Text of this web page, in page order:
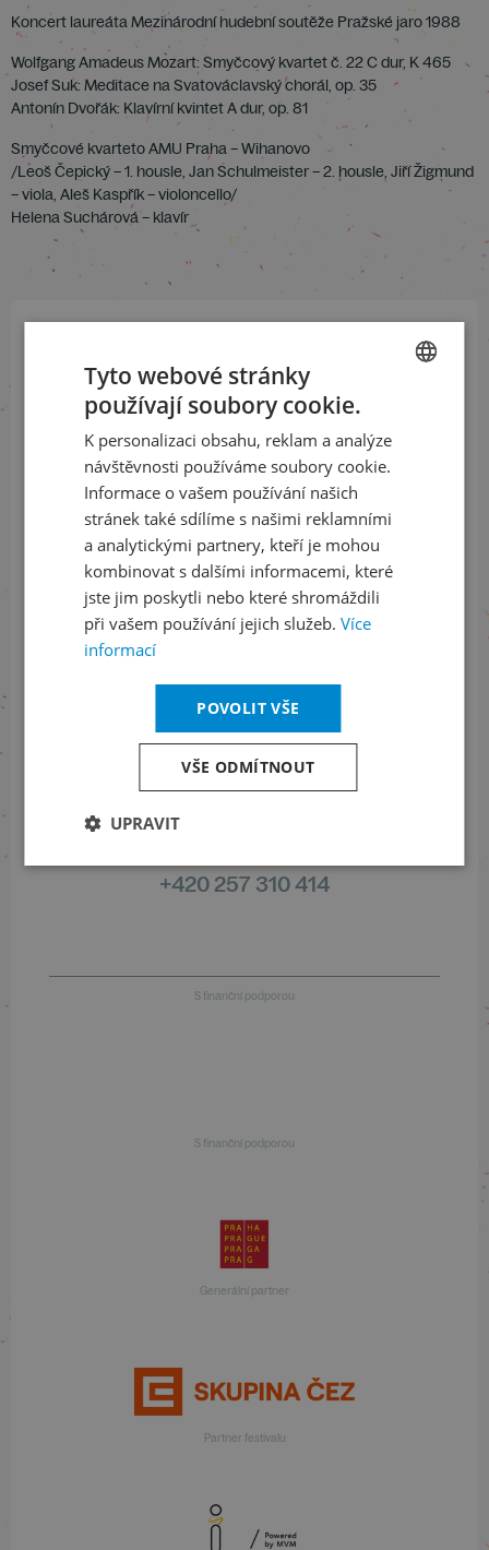
Koncert laureáta Mezinárodní hudební soutěže Pražské jaro 1988
Wolfgang Amadeus Mozart: Smyčcový kvartet č. 22 C dur, K 465
Josef Suk: Meditace na Svatováclavský chorál, op. 35
Antonín Dvořák: Klavírní kvintet A dur, op. 81
Smyčcové kvarteto AMU Praha – Wihanovo
/Leoš Čepický – 1. housle, Jan Schulmeister – 2. housle, Jiří Žigmund
– viola, Aleš Kaspřík – violoncello/
Helena Suchárová – klavír
Přihlaste se k našemu newsletteru
a buďte jako první v obraze
ODEBÍRAT NEWSLETTER
Sledujte nás na sociálních sítích
LinkedIn
flickr
Informace o stavu objednávek
+420 461 049 232
Informace o programu
+420 257 310 414
S finanční podporou
S finanční podporou
Generální partner
Partner festivalu
ENGLISH
Tyto webové stránky
používají soubory cookie.
K personalizaci obsahu, reklam a analýze
návštěvnosti používáme soubory cookie.
Informace o vašem používání našich
stránek také sdílíme s našimi reklamními
a analytickými partnery, kteří je mohou
kombinovat s dalšími informacemi, které
jste jim poskytli nebo které shromáždili
při vašem používání jejich služeb. Více
informací
POVOLIT VŠE
VŠE ODMÍTNOUT
UPRAVIT